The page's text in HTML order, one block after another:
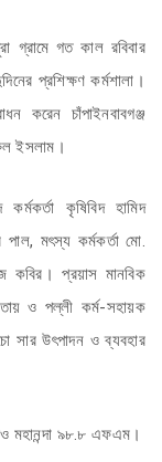
গ্রামে গত কাল রবিবার
প্রশিক্ষণ কর্মশালা।
করেন চাঁপাইনবাবগঞ্জ
ইসলাম।
কৃষিবিদ হামিদ
মৎস্য কর্মকর্তা মো.
কবির। প্রয়াস মানবিক
ও পল্লী কর্ম-সহায়ক
সার উৎপাদন ও ব্যবহার
মহানন্দা ৯৮.৮ এফএম।